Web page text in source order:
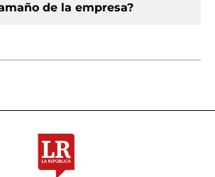
de la empresa?